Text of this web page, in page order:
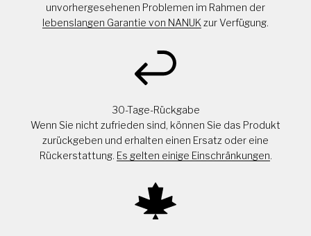
unvorhergesehenen Problemen im Rahmen der
lebenslangen Garantie von NANUK zur Verfügung.
30-Tage-Rückgabe
Wenn Sie nicht zufrieden sind, können Sie das Produkt
zurückgeben und erhalten einen Ersatz oder eine
Rückerstattung. Es gelten einige Einschränkungen.